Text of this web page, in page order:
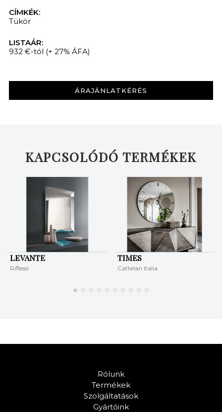
CÍMKÉK:
Tükör
LISTAÁR:
932 €-tól (+ 27% ÁFA)
ÁRAJÁNLATKÉRÉS
KAPCSOLÓDÓ TERMÉKEK
LEVANTE
Riflessi
TIMES
Cattelan Italia
Rólunk
Termékek
Szolgáltatások
Gyártóink